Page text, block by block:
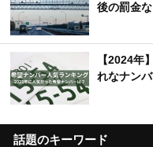
後の罰金
【2024年
れなナン
話題のキーワード